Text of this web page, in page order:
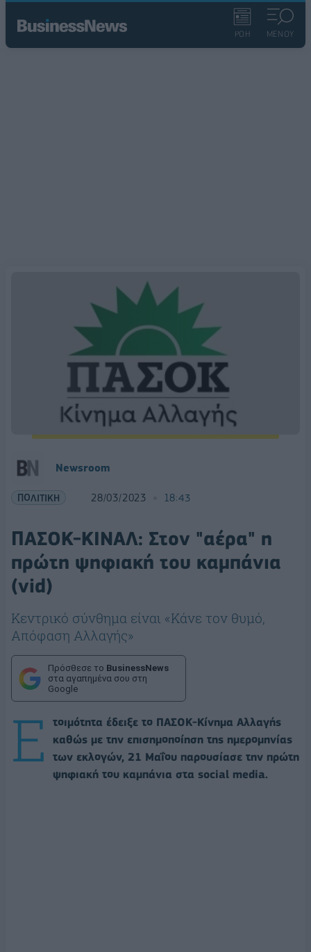
ΡΟΗ ΜΕΝΟΥ
Newsroom
ΠΟΛΙΤΙΚΗ 28/03/2023 18:43
ΠΑΣΟΚ-ΚΙΝΑΛ: Στον "αέρα" η
πρώτη ψηφιακή του καμπάνια
(vid)
Κεντρικό σύνθημα είναι «Κάνε τον θυμό,
Απόφαση Αλλαγής»
Πρόσθεσε το BusinessNews
στα αγαπημένα σου στη
Google
Ε
τοιμότητα έδειξε το ΠΑΣΟΚ-Κίνημα Αλλαγής
καθώς με την επισημοποίηση της ημερομηνίας
των εκλογών, 21 Μαΐου παρουσίασε την πρώτη
ψηφιακή του καμπάνια στα social media.